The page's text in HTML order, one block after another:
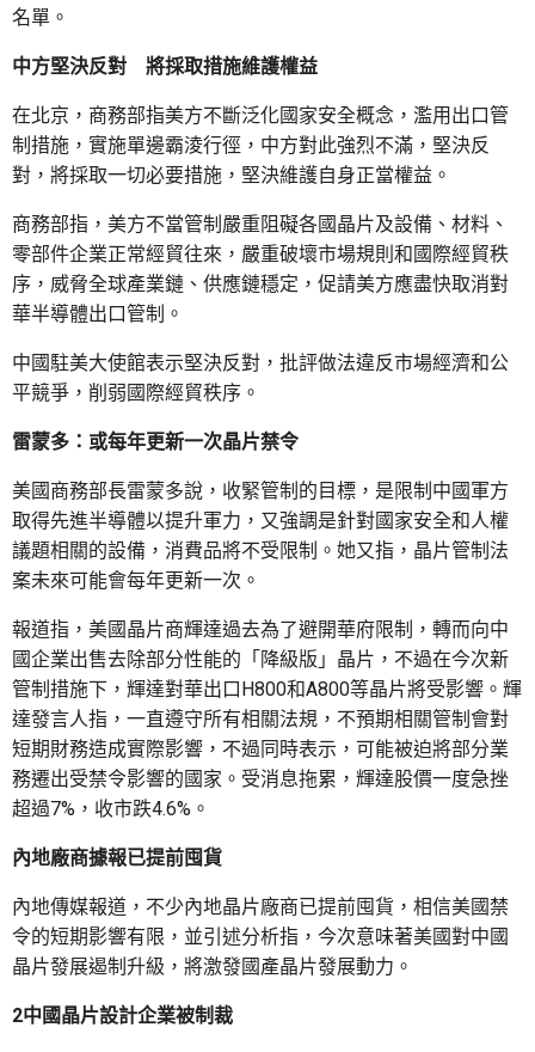
名單。
中方堅決反對 將採取措施維護權益
在北京，商務部指美方不斷泛化國家安全概念，濫用出口管
制措施，實施單邊霸淩行徑，中方對此強烈不滿，堅決反
對，將採取一切必要措施，堅決維護自身正當權益。
商務部指，美方不當管制嚴重阻礙各國晶片及設備、材料、
零部件企業正常經貿往來，嚴重破壞市場規則和國際經貿秩
序，威脅全球產業鏈、供應鏈穩定，促請美方應盡快取消對
華半導體出口管制。
中國駐美大使館表示堅決反對，批評做法違反市場經濟和公
平競爭，削弱國際經貿秩序。
雷蒙多：或每年更新一次晶片禁令
美國商務部長雷蒙多說，收緊管制的目標，是限制中國軍方
取得先進半導體以提升軍力，又強調是針對國家安全和人權
議題相關的設備，消費品將不受限制。她又指，晶片管制法
案未來可能會每年更新一次。
報道指，美國晶片商輝達過去為了避開華府限制，轉而向中
國企業出售去除部分性能的「降級版」晶片，不過在今次新
管制措施下，輝達對華出口H800和A800等晶片將受影響。輝
達發言人指，一直遵守所有相關法規，不預期相關管制會對
短期財務造成實際影響，不過同時表示，可能被迫將部分業
務遷出受禁令影響的國家。受消息拖累，輝達股價一度急挫
超過7%，收市跌4.6%。
內地廠商據報已提前囤貨
內地傳媒報道，不少內地晶片廠商已提前囤貨，相信美國禁
令的短期影響有限，並引述分析指，今次意味著美國對中國
晶片發展遏制升級，將激發國產晶片發展動力。
2中國晶片設計企業被制裁